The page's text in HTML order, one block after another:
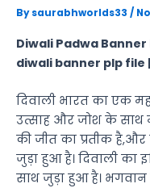
Bysaurabhworlds33 /
Diwali Padwa
diwali banner plp file
दिवाली भारत का एक
उत्साह और जोश के साथ
की जीत का प्रतीक
जुड़ा हुआ है। दिवाली का
साथ जुड़ा हुआ है। भगवान